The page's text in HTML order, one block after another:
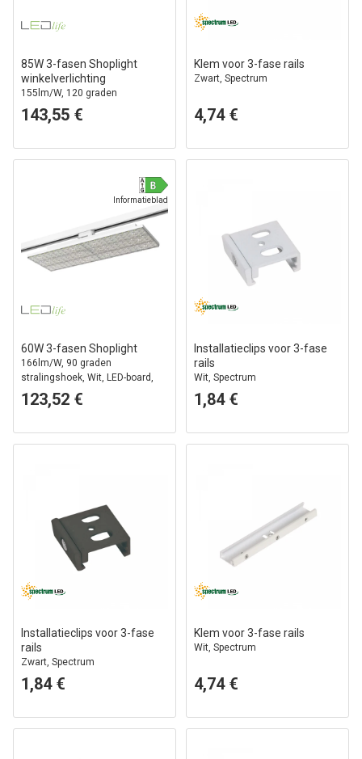
85W 3-fasen Shoplight
winkelverlichting
155lm/W, 120 graden
verstelbare stralingshoek, zwart
143,55 €
Klem voor 3-fase rails
Zwart, Spectrum
4,74 €
Informatieblad
60W 3-fasen Shoplight
166lm/W, 90 graden
stralingshoek, Wit, LED-board,
winkelverlichting
123,52 €
Installatieclips voor 3-fase
rails
Wit, Spectrum
1,84 €
Installatieclips voor 3-fase
rails
Zwart, Spectrum
1,84 €
Klem voor 3-fase rails
Wit, Spectrum
4,74 €